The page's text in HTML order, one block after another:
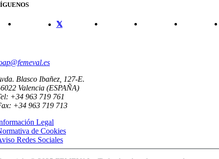
Blasco Ibañez, 127-E.
Valencia (ESPAÑA)
+34 963 719 761
+34 963 719 713
Legal
de Cookies
Redes Sociales